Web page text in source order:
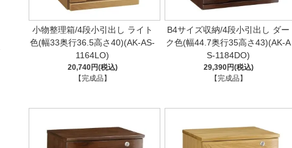
小物整理箱/4段小引出し ライト
色(幅33奥行36.5高さ40)(AK-AS-
1164LO)
20,740円(税込)
【完成品】
B4サイズ収納/4段小引出し ダー
ク色(幅44.7奥行35高さ43)(AK-A
S-1184DO)
29,390円(税込)
【完成品】